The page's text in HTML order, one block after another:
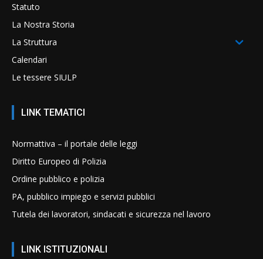
Statuto
La Nostra Storia
La Struttura
Calendari
Le tessere SIULP
LINK TEMATICI
Normattiva – il portale delle leggi
Diritto Europeo di Polizia
Ordine pubblico e polizia
PA, pubblico impiego e servizi pubblici
Tutela dei lavoratori, sindacati e sicurezza nel lavoro
LINK ISTITUZIONALI